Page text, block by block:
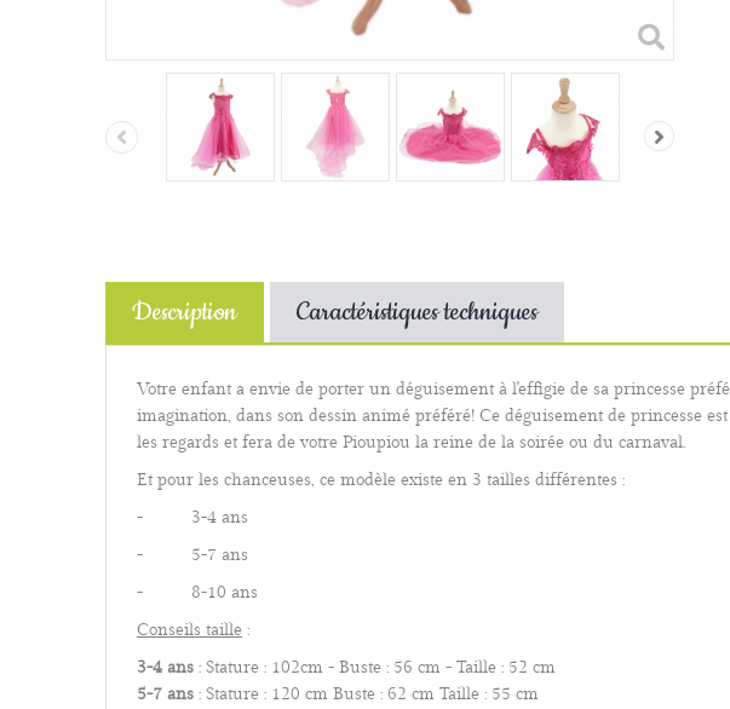
Description Caractéristiques techniques
Votre enfant a envie de porter un déguisement à l'effigie de sa princesse
imagination, dans son dessin animé préféré! Ce déguisement de princesse
les regards et fera de votre Pioupiou la reine de la soirée ou du carnaval.
Et pour les chanceuses, ce modèle existe en 3 tailles différentes :
-
3-4 ans
-
5-7 ans
-
8-10 ans
Conseils taille :
3-4 ans : Stature : 102cm - Buste : 56 cm - Taille : 52 cm
5-7 ans : Stature : 120 cm Buste : 62 cm Taille : 55 cm